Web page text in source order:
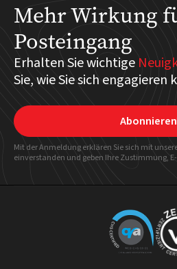
Mehr Wirkung
Posteingang
Erhalten Sie wichtige
Sie, wie Sie sich engagieren
Abonnieren
Mit der Anmeldung erklären Sie sich mit
einverstanden und geben Ihre Zustimmung,